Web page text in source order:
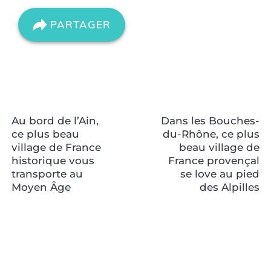
PARTAGER
Au bord de l’Ain,
ce plus beau
village de France
historique vous
transporte au
Moyen Âge
Dans les Bouches-
du-Rhône, ce plus
beau village de
France provençal
se love au pied
des Alpilles